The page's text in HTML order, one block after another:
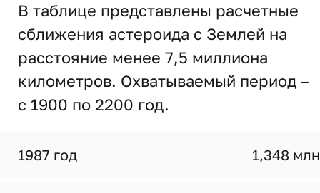
В таблице представлены расчетные
сближения астероида с Землей на
расстояние менее 7,5 миллиона
километров. Охватываемый период –
с 1900 по 2200 год.
1987 год 1,348